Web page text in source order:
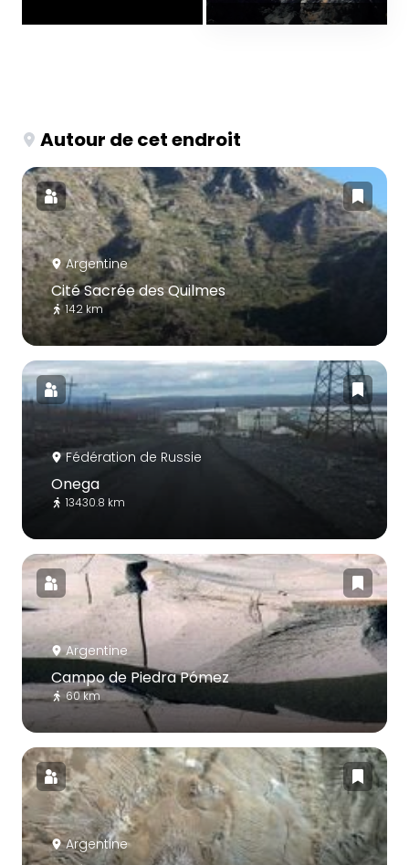
Autour de cet endroit
Argentine
Cité Sacrée des Quilmes
142 km
Fédération de Russie
Onega
13430.8 km
Argentine
Campo de Piedra Pómez
60 km
Argentine